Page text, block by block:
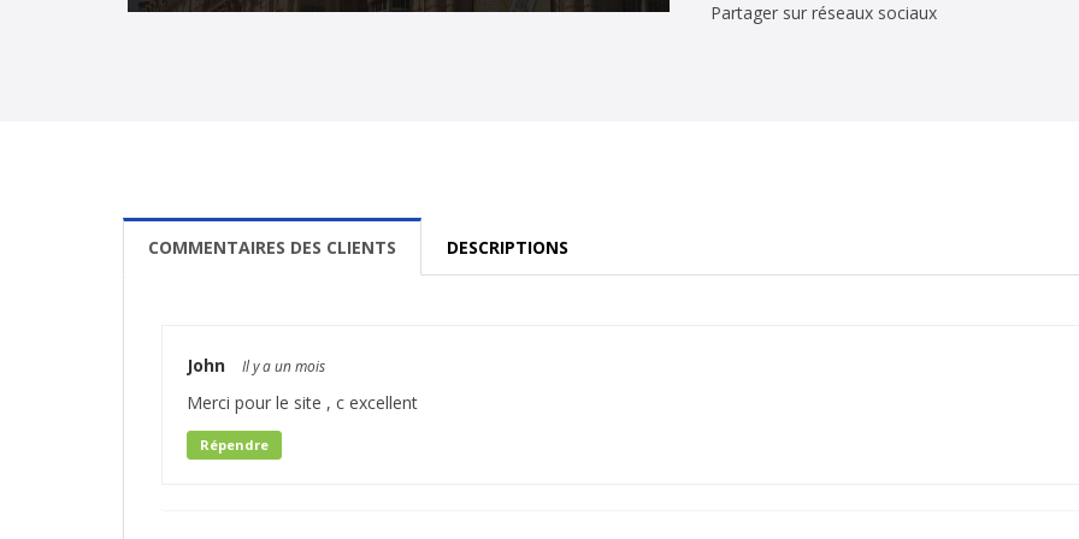
Partager sur réseaux sociaux
COMMENTAIRES DES CLIENTS DESCRIPTIONS
John Il y a un mois
Merci pour le site , c excellent
Répendre